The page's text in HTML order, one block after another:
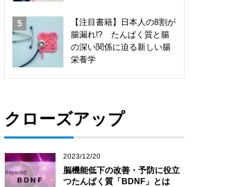
【注目書籍】日本人の8割が
腸漏れ!? たんぱく質と腸
の深い関係に迫る新しい腸
栄養学
クローズアップ
2023/12/20
脳機能低下の改善・予防に役立
つたんぱく質「BDNF」とは